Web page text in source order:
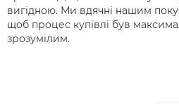
вигідною. Ми вдячні нашим
щоб процес купівлі був
зрозумілим.